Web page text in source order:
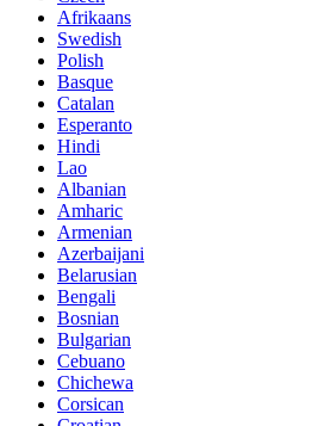
Afrikaans
Swedish
Polish
Basque
Catalan
Esperanto
Hindi
Lao
Albanian
Amharic
Armenian
Azerbaijani
Belarusian
Bengali
Bosnian
Bulgarian
Cebuano
Chichewa
Corsican